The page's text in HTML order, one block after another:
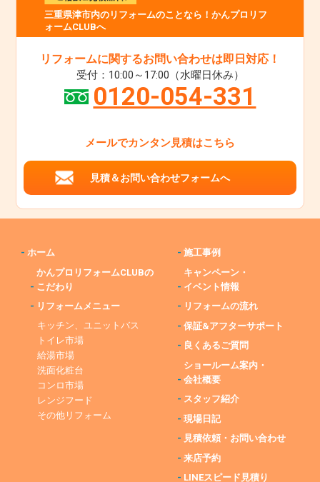
三重県津市内のリフォームのことなら！かんプロリフ
ォームCLUBへ
リフォームに関するお問い合わせは即日対応！
受付：10:00～17:00（水曜日休み）
0120-054-331
メールでカンタン見積はこちら
見積＆お問い合わせフォームへ
-ホーム
-
かんプロリフォームCLUBの
こだわり
- リフォームメニュー
キッチン、ユニットバス
トイレ市場
給湯市場
洗面化粧台
コンロ市場
レンジフード
その他リフォーム
-施工事例
-
キャンペーン・
イベント情報
- リフォームの流れ
-保証&アフターサポート
- 良くあるご質問
-
ショールーム案内・
会社概要
- スタッフ紹介
-現場日記
- 見積依頼・お問い合わせ
-来店予約
- LINEスピード見積り